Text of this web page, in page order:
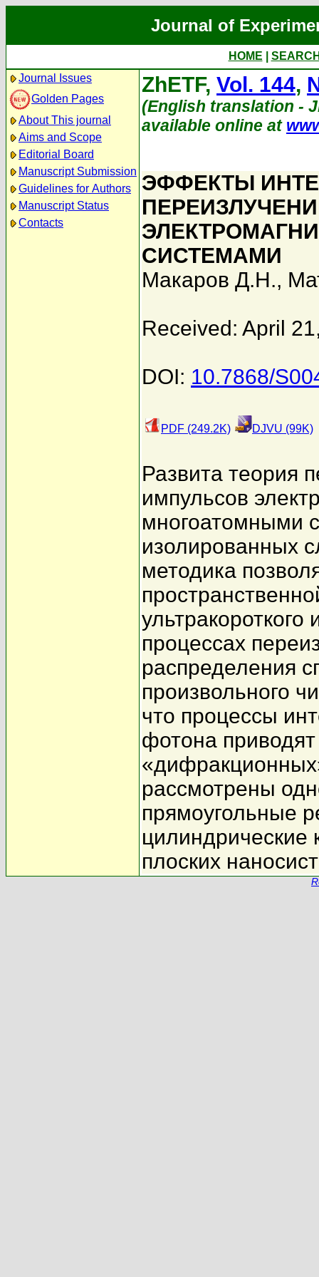
Journal of
HOME
Journal Issues
Golden Pages
About This journal
Aims and Scope
Editorial Board
Manuscript Submission
Guidelines for Authors
Manuscript Status
Contacts
ZhETF, Vol. 144,
(English translation -
available online at
ЭФФЕКТЫ
СИСТЕМАМИ
Макаров Д.Н.,
Received: April
DOI: 10.7868/
PDF (249.2K) DJVU (99K)
Развита теория
импульсов
многоатомными
изолированных
методика
процессах
распределения
произвольного
что процессы
фотона
рассмотрены
прямоугольные
цилиндрические
плоских